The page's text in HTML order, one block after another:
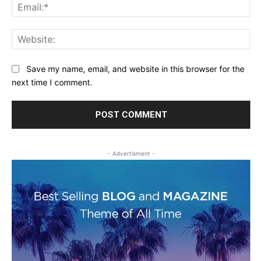
Save my name, email, and website in this browser for the
next time I comment.
- Advertisment -